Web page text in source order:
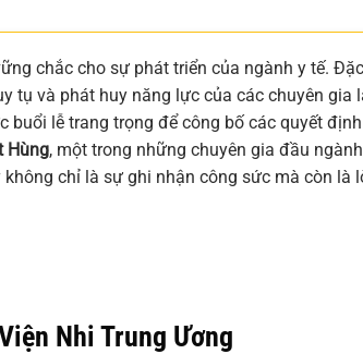
chắc cho sự phát triển của ngành y tế. Đặc
tụ và phát huy năng lực của các chuyên gia
buổi lễ trang trọng để công bố các quyết
Hùng, một trong những chuyên gia đầu ngành
chỉ là sự ghi nhận công sức mà còn là
Nhi Trung Ương